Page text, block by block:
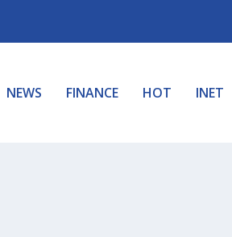
NEWS FINANCE HOT INET